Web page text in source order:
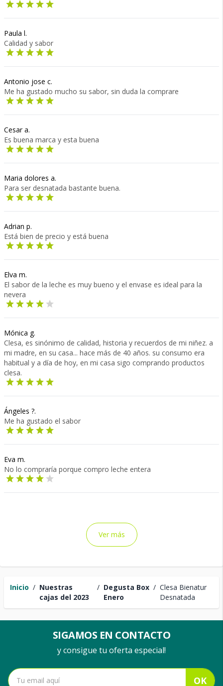
Inicio / Nuestras
cajas del 2023
/ Degusta Box
Enero
/ Clesa Bienatur
Desnatada
Paula l.
Calidad y sabor
Antonio jose c.
Me ha gustado mucho su sabor, sin duda la comprare
Cesar a.
Es buena marca y esta buena
Maria dolores a.
Para ser desnatada bastante buena.
Adrian p.
Está bien de precio y está buena
Elva m.
El sabor de la leche es muy bueno y el envase es ideal para la
nevera
Mónica g.
Clesa, es sinónimo de calidad, historia y recuerdos de mi niñez. a
mi madre, en su casa... hace más de 40 años. su consumo era
habitual y a día de hoy, en mi casa sigo comprando productos
clesa.
Ángeles ?.
Me ha gustado el sabor
Eva m.
No lo compraría porque compro leche entera
Ver más
SIGAMOS EN CONTACTO
y consigue tu oferta especial!
OK